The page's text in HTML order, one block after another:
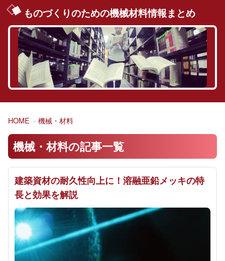
ものづくりのための機械材料情報まとめ
HOME 機械・材料
機械・材料の記事一覧
建築資材の耐久性向上に！溶融亜鉛メッキの特
長と効果を解説